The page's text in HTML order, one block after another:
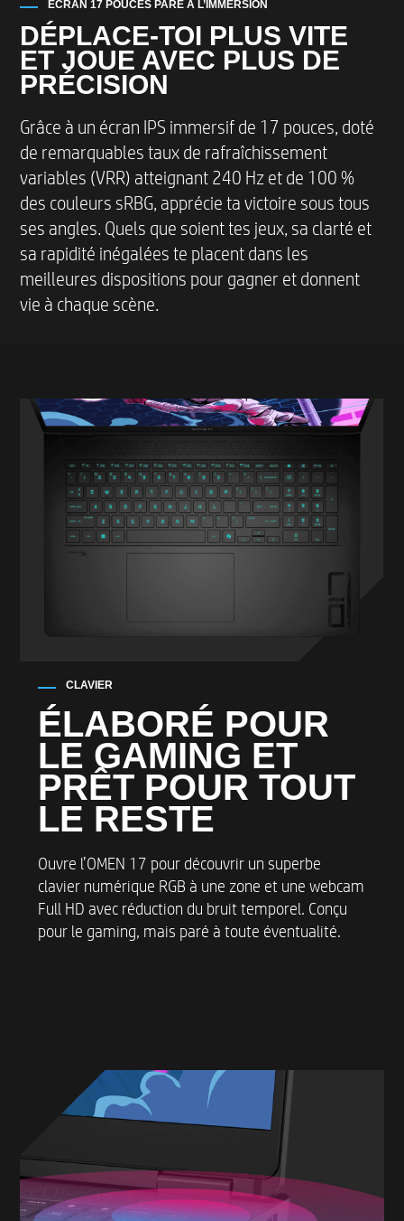
ÉCRAN 17 POUCES PARÉ À L’IMMERSION
DÉPLACE-TOI PLUS VITE
ET JOUE AVEC PLUS DE
PRÉCISION
Grâce à un écran IPS immersif de 17 pouces, doté
de remarquables taux de rafraîchissement
variables (VRR) atteignant 240 Hz et de 100 %
des couleurs sRBG, apprécie ta victoire sous tous
ses angles. Quels que soient tes jeux, sa clarté et
sa rapidité inégalées te placent dans les
meilleures dispositions pour gagner et donnent
vie à chaque scène.
CLAVIER
ÉLABORÉ POUR
LE GAMING ET
PRÊT POUR TOUT
LE RESTE
Ouvre l’OMEN 17 pour découvrir un superbe
clavier numérique RGB à une zone et une webcam
Full HD avec réduction du bruit temporel. Conçu
pour le gaming, mais paré à toute éventualité.